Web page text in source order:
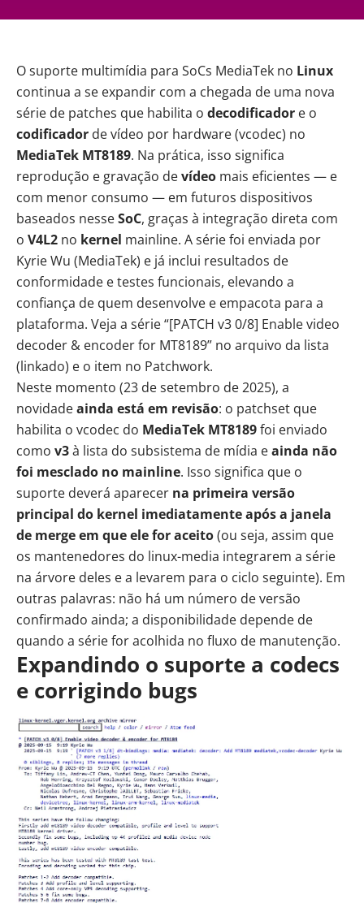
O suporte multimídia para SoCs MediaTek no Linux
continua a se expandir com a chegada de uma nova
série de patches que habilita o decodificador e o
codificador de vídeo por hardware (vcodec) no
MediaTek MT8189. Na prática, isso significa
reprodução e gravação devídeo mais eficientes — e
com menor consumo — em futuros dispositivos
baseados nesseSoC, graças à integração direta com
o V4L2 no kernel mainline. A série foi enviada por
Kyrie Wu (MediaTek) e já inclui resultados de
conformidade e testes funcionais, elevando a
confiança de quem desenvolve e empacota para a
plataforma. Veja a série “[PATCH v3 0/8] Enable video
decoder & encoder for MT8189” no arquivo da lista
(linkado) e o item no Patchwork.
Neste momento (23 de setembro de 2025), a
novidadeainda está em revisão: o patchset que
habilita o vcodec do MediaTek MT8189foi enviado
como v3à lista do subsistema de mídia eainda não
foi mesclado no mainline. Isso significa que o
suporte deverá aparecer na primeira versão
principal do kernel imediatamente após a janela
de merge em que ele for aceito(ou seja, assim que
os mantenedores do linux-media integrarem a série
na árvore deles e a levarem para o ciclo seguinte). Em
outras palavras: não há um número de versão
confirmado ainda; a disponibilidade depende de
quando a série for acolhida no fluxo de manutenção.
Expandindo o suporte a codecs
e corrigindo bugs